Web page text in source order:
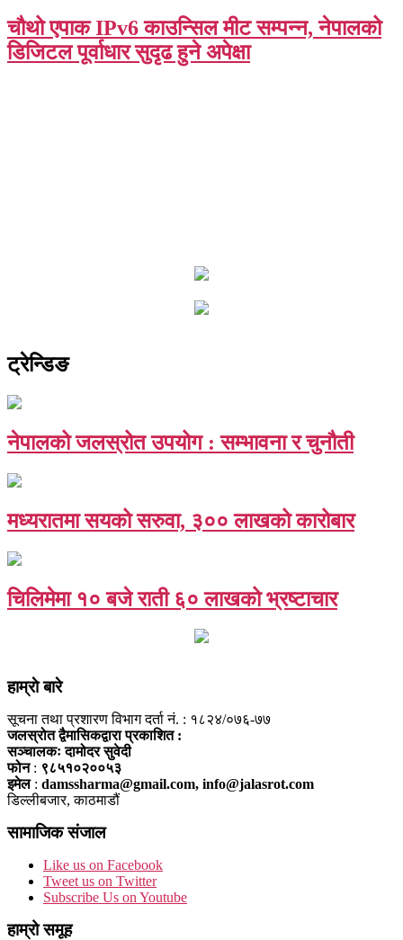
चौथो एपाक IPv6 काउन्सिल मीट सम्पन्न, नेपालको
डिजिटल पूर्वाधार सुदृढ हुने अपेक्षा
ट्रेन्डिङ
नेपालको जलस्रोत उपयोग : सम्भावना र चुनौती
मध्यरातमा सयको सरुवा, ३०० लाखको कारोबार
चिलिमेमा १० बजे राती ६० लाखको भ्रष्टाचार
हाम्राे बारे
सूचना तथा प्रशारण विभाग दर्ता नं. : १८२४/०७६-७७
जलस्रोत द्वैमासिकद्वारा प्रकाशित :
सञ्चालकः दामोदर सुवेदी
फोन : ९८५१०२००५३
इमेल: damssharma@gmail.com, info@jalasrot.com
डिल्लीबजार, काठमाडौं
सामाजिक संजाल
Like us on Facebook
Tweet us on Twitter
Subscribe Us on Youtube
हाम्रो समूह